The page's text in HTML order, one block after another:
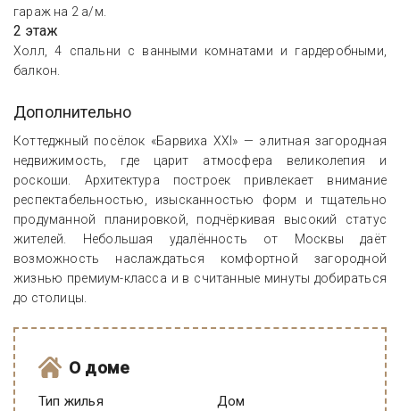
гараж на 2 а/м.
2 этаж
Холл, 4 спальни с ванными комнатами и гардеробными,
балкон.
Дополнительно
Коттеджный посёлок «Барвиха XXI» — элитная загородная
недвижимость, где царит атмосфера великолепия и
роскоши. Архитектура построек привлекает внимание
респектабельностью, изысканностью форм и тщательно
продуманной планировкой, подчёркивая высокий статус
жителей. Небольшая удалённость от Москвы даёт
возможность наслаждаться комфортной загородной
жизнью премиум-класса и в считанные минуты добираться
до столицы.
О доме
Тип жилья
Дом